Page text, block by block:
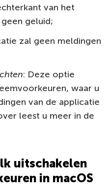
van het
geluid;
zal geen meldingen
: Deze optie
waar u
van de applicatie
leest u meer in de
uitschakelen
in macOS